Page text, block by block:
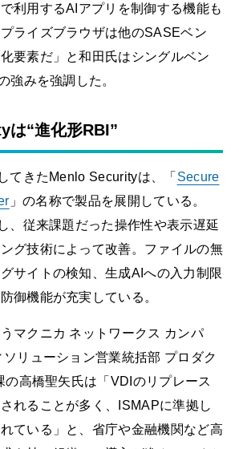
利用するAIアプリを制御する機能も
ライズブラウザは他のSASEベン
要素だ」と和田氏はシングルベン
強みを強調した。
は“進化形RBI”
てきたMenlo Securityは、「 Secure
」の名称で製品を展開している。
、従来課題だった操作性や表示遅延
グ技術によって改善。ファイルの無
サイトの検知、生成AIへの入力制限
御機能が充実している。
マクニカ ネットワークス カンパ
リューション営業統括部 プロダク
の高橋聖矢氏は「VDIのリプレース
れることが多く、ISMAPに準拠し
ている」と、省庁や金融機関など高